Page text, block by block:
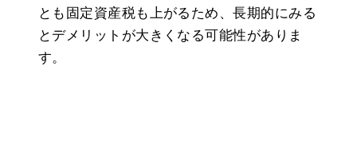
とも固定資産税も上がるため、長期的にみる
とデメリットが大きくなる可能性がありま
す。